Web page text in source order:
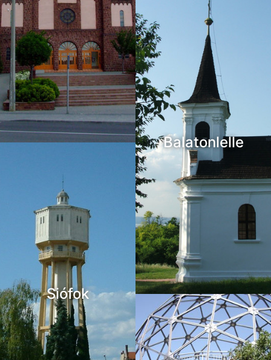
Siófok
Balatonlelle